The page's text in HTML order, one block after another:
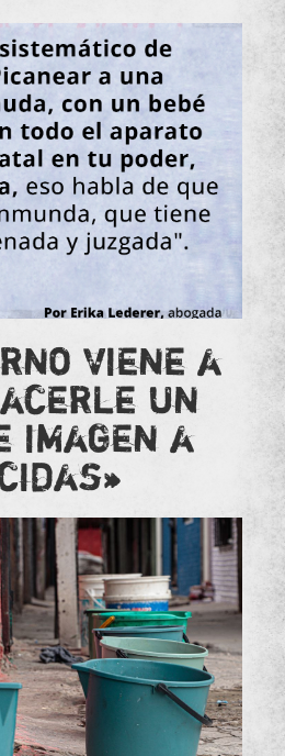
viene a
un
imagen a